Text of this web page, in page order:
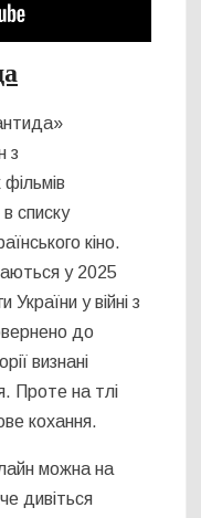
з
в списку
кіно.
у 2025
України у війні з
до
визнані
Проте на тлі
кохання.
можна на
дивіться